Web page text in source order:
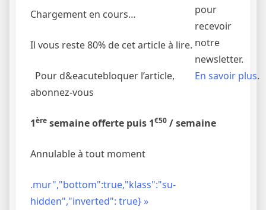
pour
recevoir
notre
newsletter.
En savoir plus.
Chargement en cours…
Il vous reste 80% de cet article à lire.
Pour d&eacutebloquer l’article,
abonnez-vous
1ère semaine offerte puis 1€50 / semaine
Annulable à tout moment
.mur","bottom":true,"klass":"su-
hidden","inverted": true} »